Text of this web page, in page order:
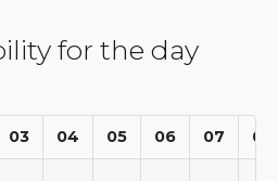
for the day
03 04 05 06 07 08